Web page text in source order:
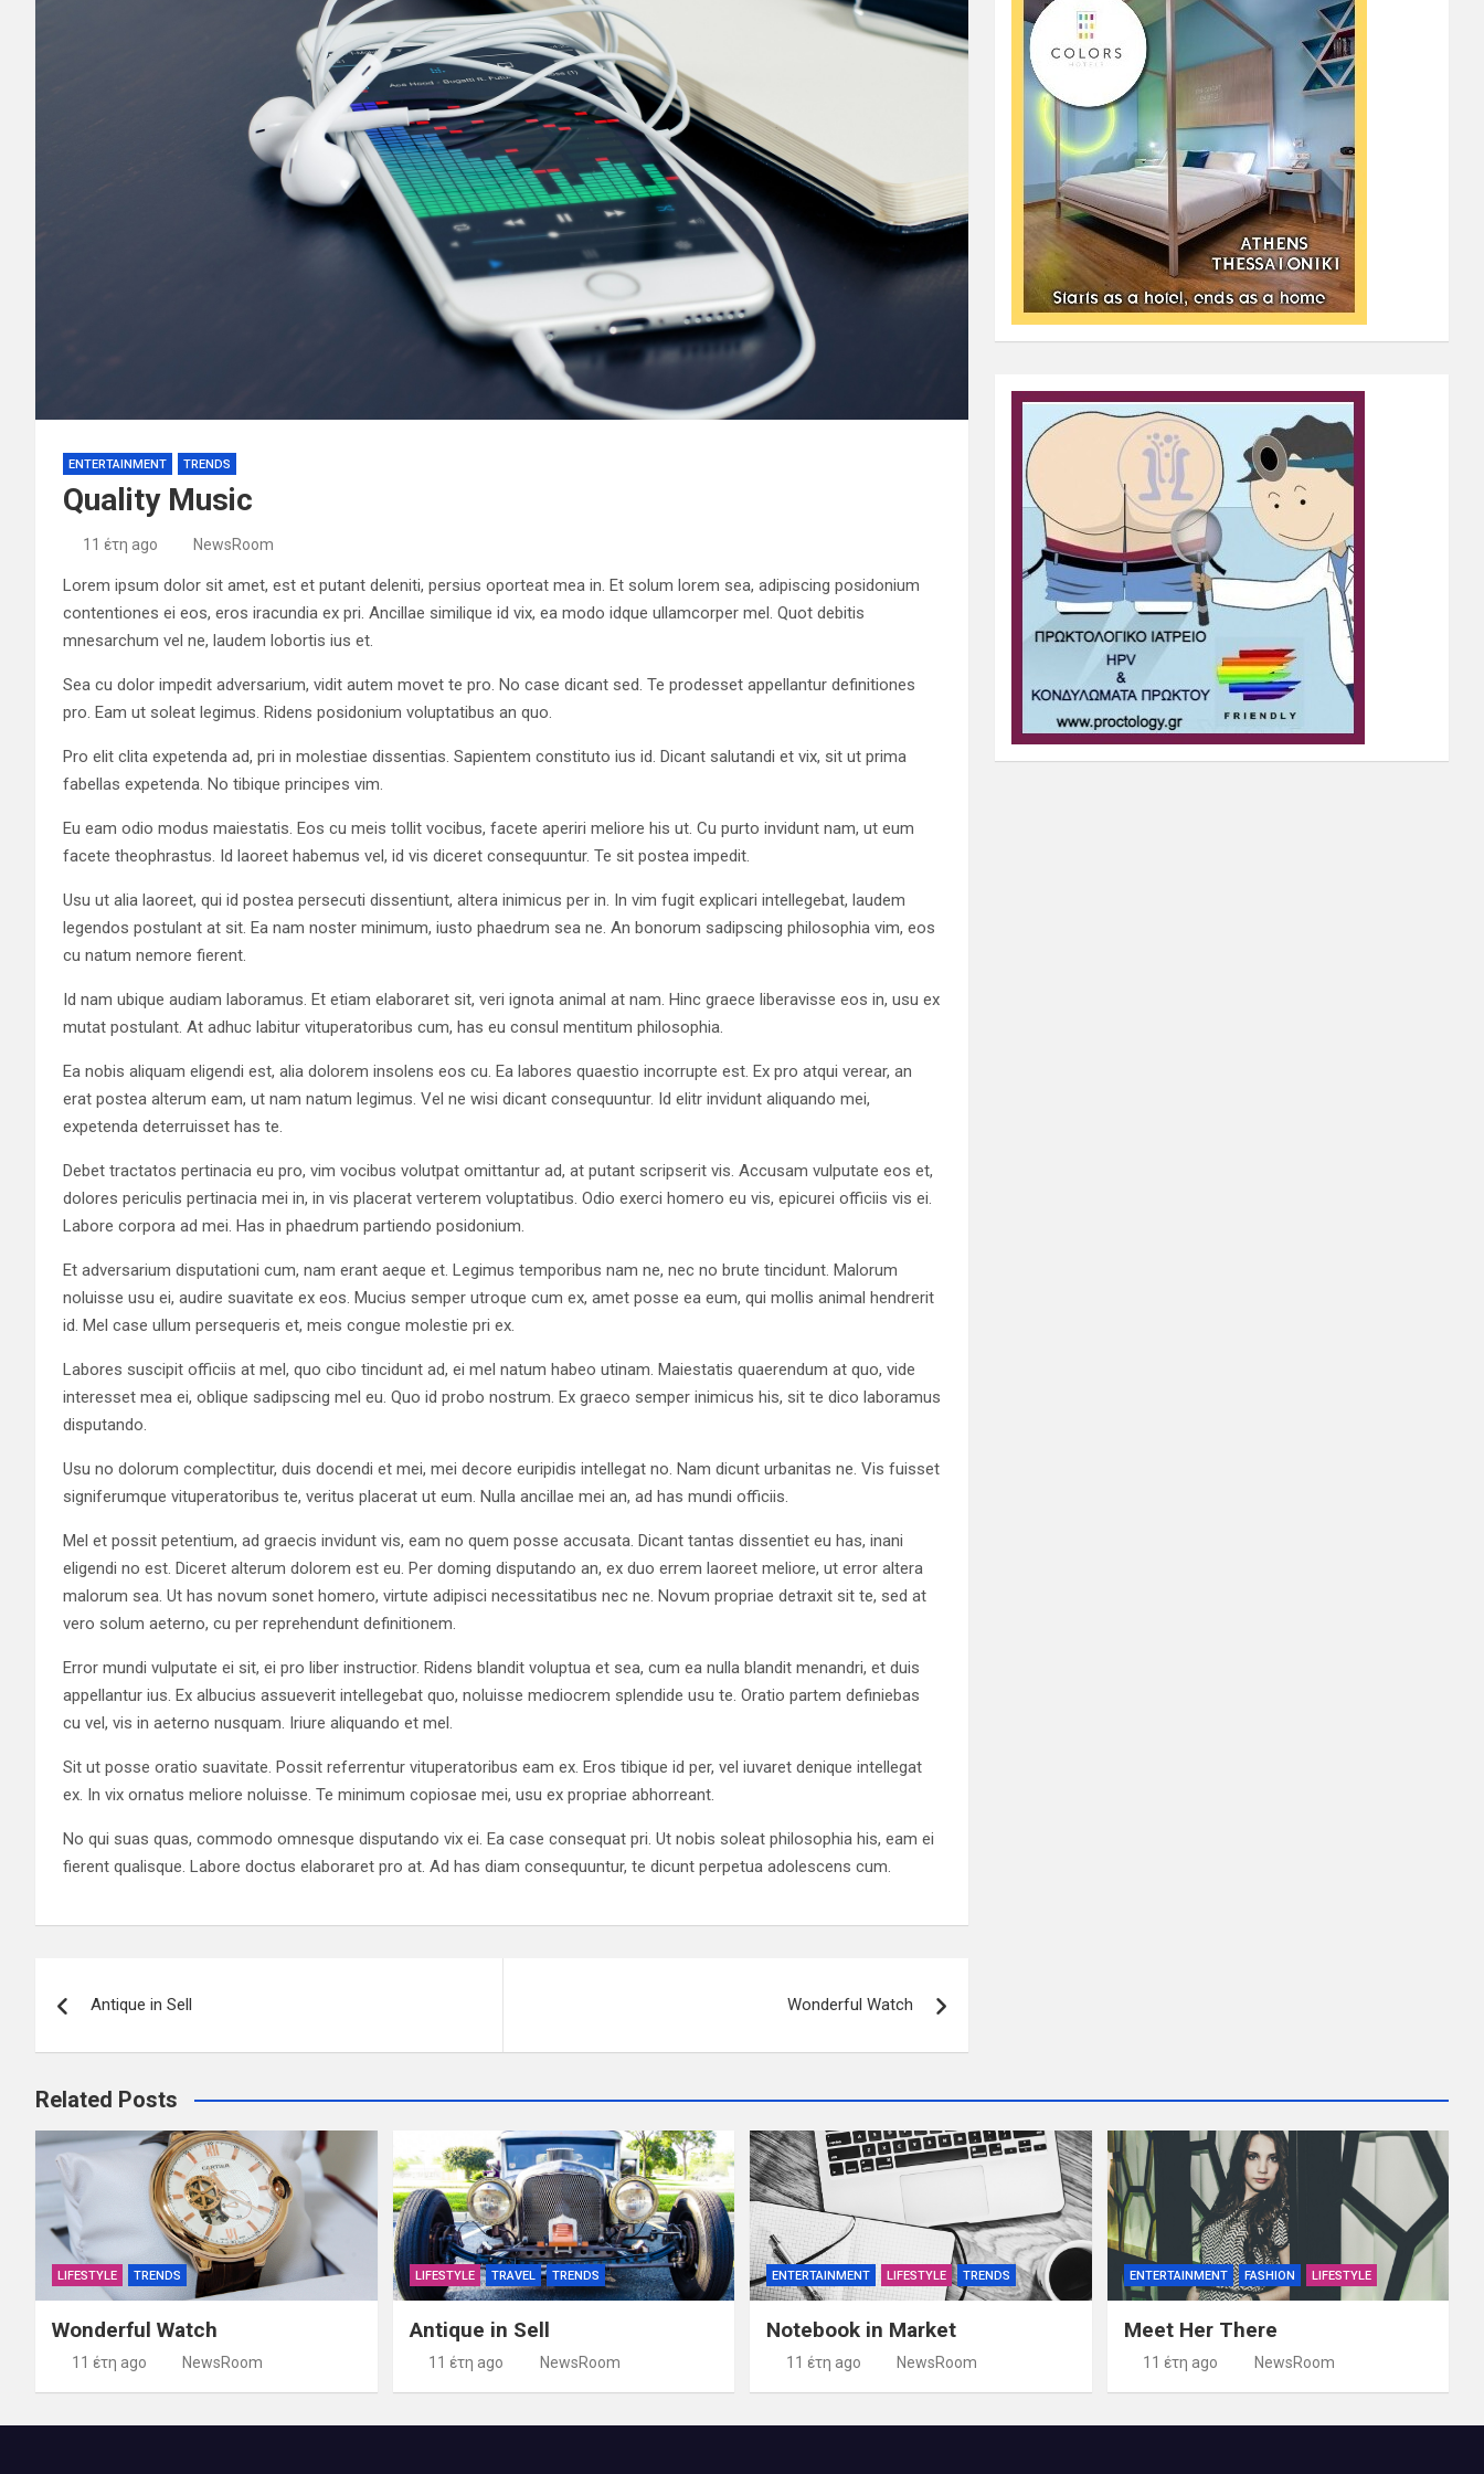
ENTERTAINMENT TRENDS
Quality Music
11 έτη ago NewsRoom
Lorem ipsum dolor sit amet, est et putant deleniti, persius oporteat mea in. Et solum lorem sea, adipiscing posidonium
contentiones ei eos, eros iracundia ex pri. Ancillae similique id vix, ea modo idque ullamcorper mel. Quot debitis
mnesarchum vel ne, laudem lobortis ius et.
Sea cu dolor impedit adversarium, vidit autem movet te pro. No case dicant sed. Te prodesset appellantur definitiones
pro. Eam ut soleat legimus. Ridens posidonium voluptatibus an quo.
Pro elit clita expetenda ad, pri in molestiae dissentias. Sapientem constituto ius id. Dicant salutandi et vix, sit ut prima
fabellas expetenda. No tibique principes vim.
Eu eam odio modus maiestatis. Eos cu meis tollit vocibus, facete aperiri meliore his ut. Cu purto invidunt nam, ut eum
facete theophrastus. Id laoreet habemus vel, id vis diceret consequuntur. Te sit postea impedit.
Usu ut alia laoreet, qui id postea persecuti dissentiunt, altera inimicus per in. In vim fugit explicari intellegebat, laudem
legendos postulant at sit. Ea nam noster minimum, iusto phaedrum sea ne. An bonorum sadipscing philosophia vim, eos
cu natum nemore fierent.
Id nam ubique audiam laboramus. Et etiam elaboraret sit, veri ignota animal at nam. Hinc graece liberavisse eos in, usu ex
mutat postulant. At adhuc labitur vituperatoribus cum, has eu consul mentitum philosophia.
Ea nobis aliquam eligendi est, alia dolorem insolens eos cu. Ea labores quaestio incorrupte est. Ex pro atqui verear, an
erat postea alterum eam, ut nam natum legimus. Vel ne wisi dicant consequuntur. Id elitr invidunt aliquando mei,
expetenda deterruisset has te.
Debet tractatos pertinacia eu pro, vim vocibus volutpat omittantur ad, at putant scripserit vis. Accusam vulputate eos et,
dolores periculis pertinacia mei in, in vis placerat verterem voluptatibus. Odio exerci homero eu vis, epicurei officiis vis ei.
Labore corpora ad mei. Has in phaedrum partiendo posidonium.
Et adversarium disputationi cum, nam erant aeque et. Legimus temporibus nam ne, nec no brute tincidunt. Malorum
noluisse usu ei, audire suavitate ex eos. Mucius semper utroque cum ex, amet posse ea eum, qui mollis animal hendrerit
id. Mel case ullum persequeris et, meis congue molestie pri ex.
Labores suscipit officiis at mel, quo cibo tincidunt ad, ei mel natum habeo utinam. Maiestatis quaerendum at quo, vide
interesset mea ei, oblique sadipscing mel eu. Quo id probo nostrum. Ex graeco semper inimicus his, sit te dico laboramus
disputando.
Usu no dolorum complectitur, duis docendi et mei, mei decore euripidis intellegat no. Nam dicunt urbanitas ne. Vis fuisset
signiferumque vituperatoribus te, veritus placerat ut eum. Nulla ancillae mei an, ad has mundi officiis.
Mel et possit petentium, ad graecis invidunt vis, eam no quem posse accusata. Dicant tantas dissentiet eu has, inani
eligendi no est. Diceret alterum dolorem est eu. Per doming disputando an, ex duo errem laoreet meliore, ut error altera
malorum sea. Ut has novum sonet homero, virtute adipisci necessitatibus nec ne. Novum propriae detraxit sit te, sed at
vero solum aeterno, cu per reprehendunt definitionem.
Error mundi vulputate ei sit, ei pro liber instructior. Ridens blandit voluptua et sea, cum ea nulla blandit menandri, et duis
appellantur ius. Ex albucius assueverit intellegebat quo, noluisse mediocrem splendide usu te. Oratio partem definiebas
cu vel, vis in aeterno nusquam. Iriure aliquando et mel.
Sit ut posse oratio suavitate. Possit referrentur vituperatoribus eam ex. Eros tibique id per, vel iuvaret denique intellegat
ex. In vix ornatus meliore noluisse. Te minimum copiosae mei, usu ex propriae abhorreant.
No qui suas quas, commodo omnesque disputando vix ei. Ea case consequat pri. Ut nobis soleat philosophia his, eam ei
fierent qualisque. Labore doctus elaboraret pro at. Ad has diam consequuntur, te dicunt perpetua adolescens cum.
άρθρων
Antique in Sell Wonderful Watch
Related Posts
LIFESTYLE TRENDS
Wonderful Watch
11 έτη ago NewsRoom
LIFESTYLE TRAVEL TRENDS
Antique in Sell
11 έτη ago NewsRoom
ENTERTAINMENT LIFESTYLE TRENDS
Notebook in Market
11 έτη ago NewsRoom
ENTERTAINMENT FASHION LIFESTYLE
Meet Her There
11 έτη ago NewsRoom